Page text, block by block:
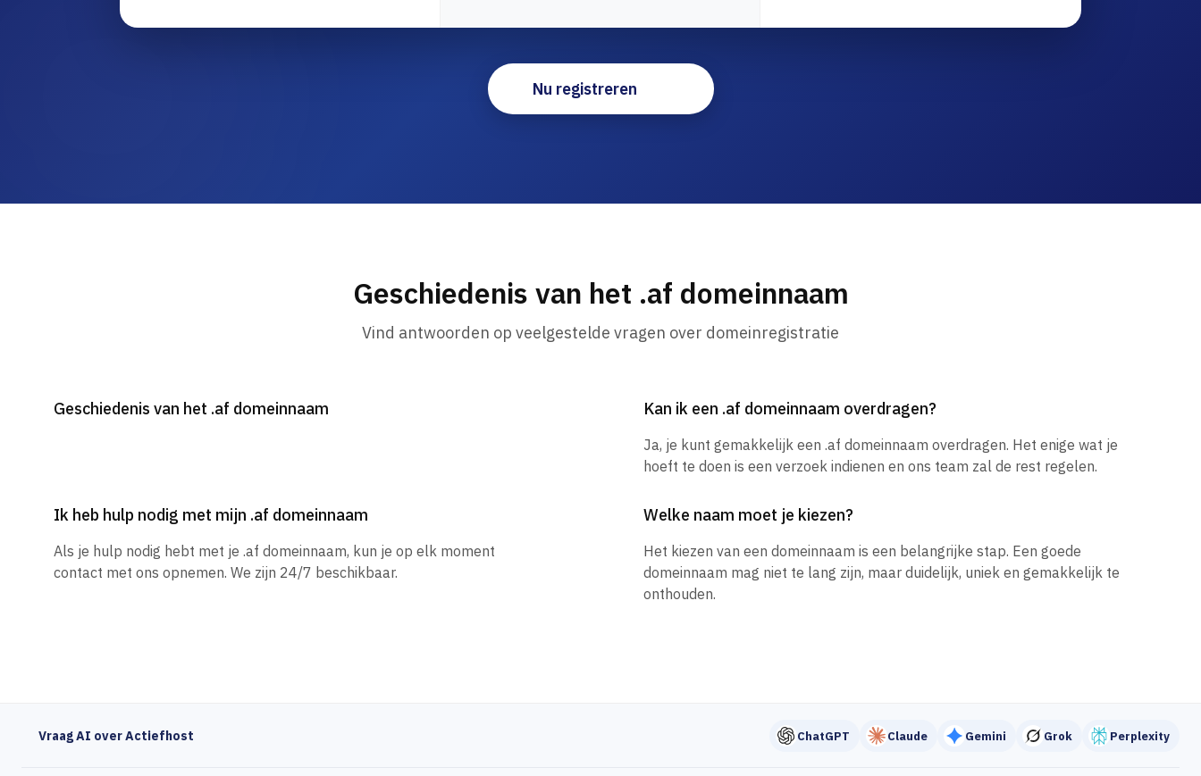
Nu registreren
Geschiedenis van het .af domeinnaam
Vind antwoorden op veelgestelde vragen over domeinregistratie
Geschiedenis van het .af domeinnaam Kan ik een .af domeinnaam overdragen?
Ja, je kunt gemakkelijk een .af domeinnaam overdragen. Het enige wat je
hoeft te doen is een verzoek indienen en ons team zal de rest regelen.
Ik heb hulp nodig met mijn .af domeinnaam
Als je hulp nodig hebt met je .af domeinnaam, kun je op elk moment
contact met ons opnemen. We zijn 24/7 beschikbaar.
Welke naam moet je kiezen?
Het kiezen van een domeinnaam is een belangrijke stap. Een goede
domeinnaam mag niet te lang zijn, maar duidelijk, uniek en gemakkelijk te
onthouden.
Vraag AI over Actiefhost ChatGPT Claude Gemini Grok Perplexity